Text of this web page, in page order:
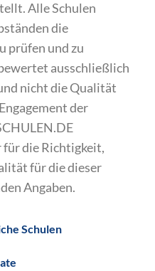
Alle Schulen
die
prüfen und zu
ausschließlich
nicht die Qualität
der
die Richtigkeit,
für die dieser
Angaben.
Schulen